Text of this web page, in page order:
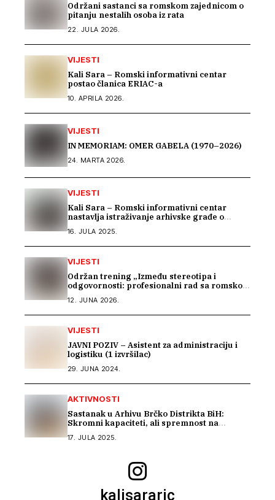
Održani sastanci sa romskom zajednicom o
pitanju nestalih osoba iz rata
22. JULA 2026.
VIJESTI
Kali Sara – Romski informativni centar
postao članica ERIAC-a
10. APRILA 2026.
VIJESTI
IN MEMORIAM: OMER GABELA (1970–2026)
24. MARTA 2026.
VIJESTI
Kali Sara – Romski informativni centar
nastavlja istraživanje arhivske građe o
Srpske
16. JULA 2025.
VIJESTI
Održan trening „Između stereotipa i
odgovornosti: profesionalni rad sa romskom
12. JUNA 2026.
VIJESTI
JAVNI POZIV – Asistent za administraciju i
logistiku (1 izvršilac)
29. JUNA 2024.
AKTIVNOSTI
Sastanak u Arhivu Brčko Distrikta BiH:
Skromni kapaciteti, ali spremnost na
Kali Sara
17. JULA 2025.
kalisararic